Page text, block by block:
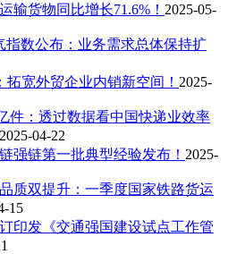
输货物同比增长71.6%！ 2025-05-
指数公布：业务需求总体保持扩
宽外贸企业内销新空间！ 2025-
件：透过数据看中国快递业效率
2025-04-22
强链第一批典型经验发布！ 2025-
质双提升：一季度国家铁路货运
15
印发《交通强国建设试点工作管